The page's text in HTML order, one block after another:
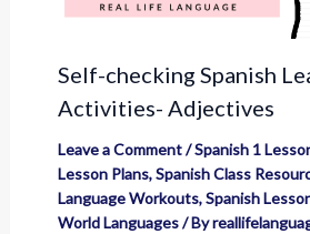
Self-checking Spanish
Activities- Adjectives
Leave a Comment/Spanish 1
Lesson Plans,Spanish Class
Language Workouts,Spanish
World Languages/ By